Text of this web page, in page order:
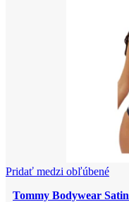
Pridať medzi obľúbené
Tommy Bodywear